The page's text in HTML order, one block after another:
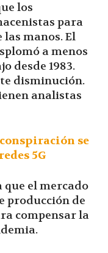
los
para
manos. El
a menos
desde 1983.
disminución.
analistas
se
5G
el mercado
producción de
compensar la